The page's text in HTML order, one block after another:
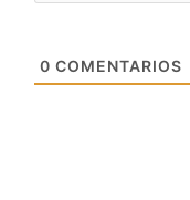
0 COMENTARIOS